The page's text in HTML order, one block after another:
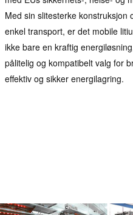
Med sin slitesterke konstruksjon
enkel transport, er det mobile
ikke bare en kraftig
pålitelig og kompatibelt valg for
effektiv og sikker energilagring.